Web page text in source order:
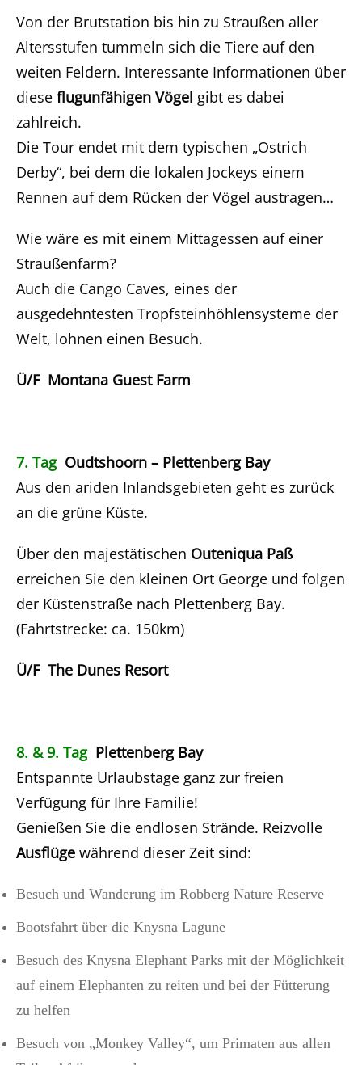
Von der Brutstation bis hin zu Straußen aller
Altersstufen tummeln sich die Tiere auf den
weiten Feldern. Interessante Informationen über
diese flugunfähigen Vögel gibt es dabei
zahlreich.
Die Tour endet mit dem typischen „Ostrich
Derby“, bei dem die lokalen Jockeys einem
Rennen auf dem Rücken der Vögel austragen…
Wie wäre es mit einem Mittagessen auf einer
Straußenfarm?
Auch die Cango Caves, eines der
ausgedehntesten Tropfsteinhöhlensysteme der
Welt, lohnen einen Besuch.
Ü/F Montana Guest Farm
7. TagOudtshoorn – Plettenberg Bay
Aus den ariden Inlandsgebieten geht es zurück
an die grüne Küste.
Über den majestätischen Outeniqua Paß
erreichen Sie den kleinen Ort George und folgen
der Küstenstraße nach Plettenberg Bay.
(Fahrtstrecke: ca. 150km)
Ü/F The Dunes Resort
8. & 9. TagPlettenberg Bay
Entspannte Urlaubstage ganz zur freien
Verfügung für Ihre Familie!
Genießen Sie die endlosen Strände. Reizvolle
Ausflüge während dieser Zeit sind:
Besuch und Wanderung im Robberg Nature Reserve
Bootsfahrt über die Knysna Lagune
Besuch des Knysna Elephant Parks mit der Möglichkeit
auf einem Elephanten zu reiten und bei der Fütterung
zu helfen
Besuch von „Monkey Valley“, um Primaten aus allen